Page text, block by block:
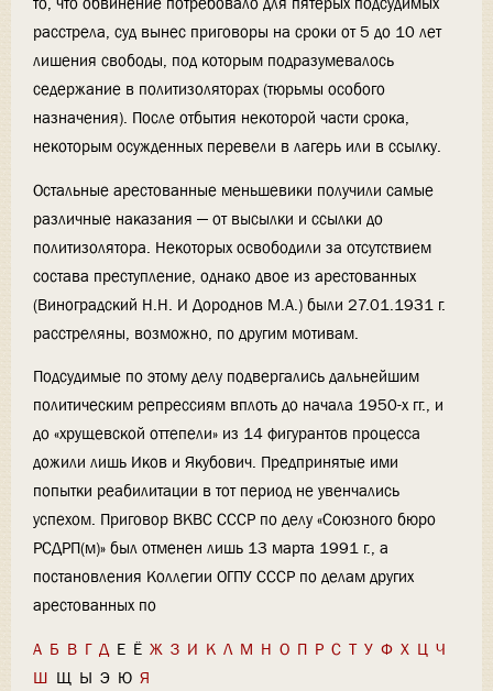
расстрела, суд вынес приговоры на сроки от 5 до 10 лет
лишения свободы, под которым подразумевалось
седержание в политизоляторах (тюрьмы особого
назначения). После отбытия некоторой части срока,
некоторым осужденных перевели в лагерь или в ссылку.
Остальные арестованные меньшевики получили самые
различные наказания — от высылки и ссылки до
политизолятора. Некоторых освободили за отсутствием
состава преступление, однако двое из арестованных
(Виноградский Н.Н. И Дороднов М.А.) были 27.01.1931 г.
расстреляны, возможно, по другим мотивам.
Подсудимые по этому делу подвергались дальнейшим
политическим репрессиям вплоть до начала 1950-х гг., и
до «хрущевской оттепели» из 14 фигурантов процесса
дожили лишь Иков и Якубович. Предпринятые ими
попытки реабилитации в тот период не увенчались
успехом. Приговор ВКВС СССР по делу «Союзного бюро
РСДРП(м)» был отменен лишь 13 марта 1991 г., а
постановления Коллегии ОГПУ СССР по делам других
арестованных по
А Б В Г Д Е Ё Ж З И К Л М Н О П Р С Т У Ф Х Ц Ч
Ш Щ Ы Э Ю Я